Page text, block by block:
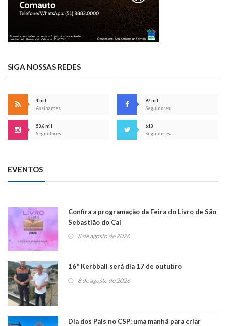
SIGA NOSSAS REDES
4 mil
Assinantes
97 mil
Seguidores
53,6 mil
Seguidores
618
Seguidores
EVENTOS
Confira a programação da Feira do Livro de São
Sebastião do Caí
8 de agosto de 2026
16° Kerbball será dia 17 de outubro
8 de agosto de 2026
Dia dos Pais no CSP: uma manhã para criar